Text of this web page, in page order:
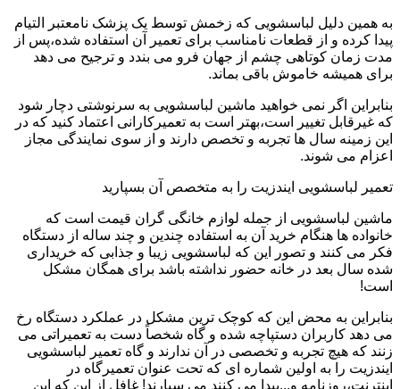
به همین دلیل لباسشویی که زخمش توسط یک پزشک نامعتبر التیام
پیدا کرده و از قطعات نامناسب برای تعمیر آن استفاده شده،پس از
مدت زمان کوتاهی چشم از جهان فرو می بندد و ترجیح می دهد
برای همیشه خاموش باقی بماند.
بنابراین اگر نمی خواهید ماشین لباسشویی به سرنوشتی دچار شود
که غیرقابل تغییر است،بهتر است به تعمیرکارانی اعتماد کنید که در
این زمینه سال ها تجربه و تخصص دارند و از سوی نمایندگی مجاز
اعزام می شوند.
تعمیر لباسشویی ایندزیت را به متخصص آن بسپارید
ماشین لباسشویی از جمله لوازم خانگی گران قیمت است که
خانواده ها هنگام خرید آن به استفاده چندین و چند ساله از دستگاه
فکر می کنند و تصور این که لباسشویی زیبا و جذابی که خریداری
شده سال بعد در خانه حضور نداشته باشد برای همگان مشکل
است!
بنابراین به محض این که کوچک ترین مشکل در عملکرد دستگاه رخ
می دهد کاربران دستپاچه شده و گاه شخصاً دست به تعمیراتی می
زنند که هیچ تجربه و تخصصی در آن ندارند و گاه تعمیر لباسشویی
ایندزیت را به اولین شماره ای که تحت عنوان تعمیرگاه در
اینترنت،روزنامه و...پیدا می کنند می سپارند! غافل از این که این